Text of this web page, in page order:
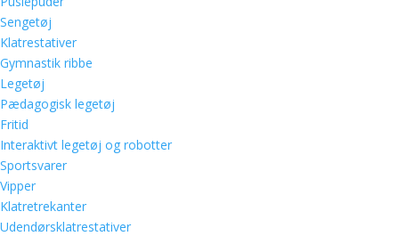
Sengetøj
Klatrestativer
Gymnastik ribbe
Legetøj
Pædagogisk legetøj
Fritid
Interaktivt legetøj og robotter
Sportsvarer
Vipper
Klatretrekanter
Udendørsklatrestativer